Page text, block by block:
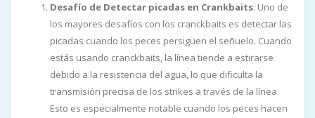
Desafío de Detectar picadas en Crankbaits: Uno de
los mayores desafíos con los cranckbaits es detectar las
picadas cuando los peces persiguen el señuelo. Cuando
estás usando cranckbaits, la línea tiende a estirarse
debido a la resistencia del agua, lo que dificulta la
transmisión precisa de los strikes a través de la línea.
Esto es especialmente notable cuando los peces hacen